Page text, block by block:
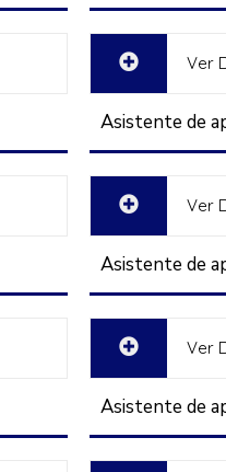
Ver
Asistente de
Ver
Asistente de
Ver
Asistente de